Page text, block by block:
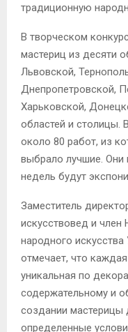
традиционную
В творческом
мастериц из десяти
Львовской,
Днепропетровской,
Харьковской,
областей и столицы.
около 80 работ, из
выбрало лучшие. Они
недель будут
Заместитель
искусствовед и
народного
отмечает, что
уникальная по
содержательному и
создании
определенные